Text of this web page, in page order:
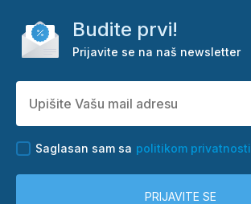
Budite prvi!
Prijavite se na naš newsletter
Saglasan sam sa politikom privatnosti
PRIJAVITE SE